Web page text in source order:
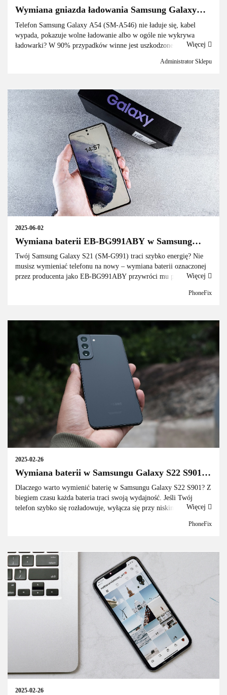
Wymiana gniazda ładowania Samsung Galaxy
A54 – naprawa braku ładowania
Administrator Sklepu
Telefon Samsung Galaxy A54 (SM-A546) nie ładuje się, kabel
wypada, pokazuje wolne ładowanie albo w ogóle nie wykrywa
ładowarki? W 90% przypadków winne jest uszkodzone gniazdo
Więcej
Wymiana baterii EB-BG991ABY w Samsung
Galaxy S21 (SM-G991) – kompletny poradnik
krok po kroku
2025-06-02
PhoneFix
Twój Samsung Galaxy S21 (SM-G991) traci szybko energię? Nie
musisz wymieniać telefonu na nowy – wymiana baterii oznaczonej
przez producenta jako EB-BG991ABY przywróci mu pełną Więcej
Wymiana baterii w Samsungu Galaxy S22 S901.
Kompletny poradnik krok po kroku
2025-02-26
PhoneFix
Dlaczego warto wymienić baterię w Samsungu Galaxy S22 S901? Z
biegiem czasu każda bateria traci swoją wydajność. Jeśli Twój
telefon szybko się rozładowuje, wyłącza się przy niskim stanieWięcej
2025-02-26